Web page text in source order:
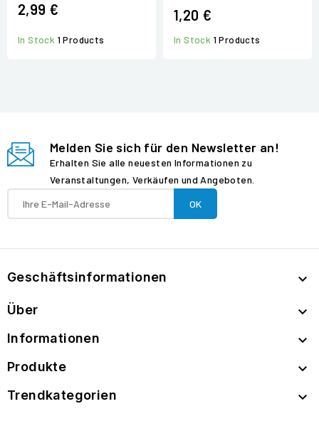
2,99 €
In Stock 1 Products
1,20 €
In Stock 1 Products
Melden Sie sich für den Newsletter an!
Erhalten Sie alle neuesten Informationen zu
Veranstaltungen, Verkäufen und Angeboten.
Geschäftsinformationen 
Über 
Informationen 
Produkte 
Trendkategorien 